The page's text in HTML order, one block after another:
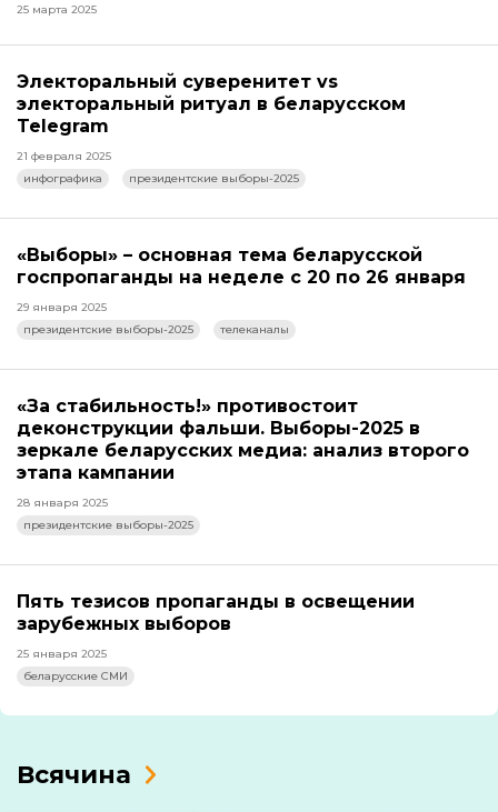
25 марта 2025
Электоральный суверенитет vs
электоральный ритуал в беларусском
Telegram
21 февраля 2025
инфографика
президентские выборы-2025
«Выборы» – основная тема беларусской
госпропаганды на неделе с 20 по 26 января
29 января 2025
президентские выборы-2025
телеканалы
«За стабильность!» противостоит
деконструкции фальши. Выборы-2025 в
зеркале беларусских медиа: анализ второго
этапа кампании
28 января 2025
президентские выборы-2025
Пять тезисов пропаганды в освещении
зарубежных выборов
25 января 2025
беларусские СМИ
Всячина